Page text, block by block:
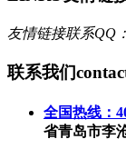
友情链接联系QQ：
联系我们
全国热线：
省青岛市李